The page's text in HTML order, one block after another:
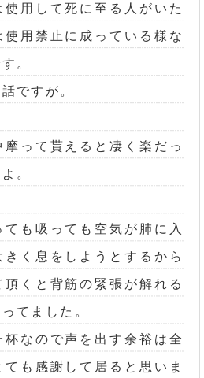
用して死に至る人がいた
用禁止に成っている様な
。
ですが。
って貰えると凄く楽だっ
。
も吸っても空気が肺に入
く息をしようとするから
くと背筋の緊張が解れる
てました。
なので声を出す余裕は全
も感謝して居ると思いま